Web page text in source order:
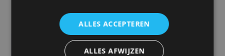
VA-EW2440
ALLES ACCEPTEREN
ALLES AFWIJZEN